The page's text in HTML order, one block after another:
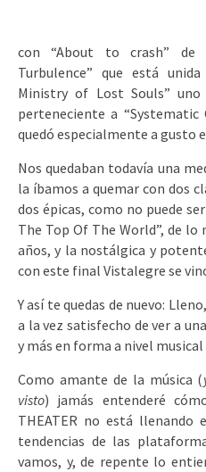
con “About to crash” de
Turbulence” que está
Ministry of Lost Souls”
perteneciente a “Systematic
quedó especialmente a gusto
Nos quedaban todavía una
la íbamos a quemar con dos
dos épicas, como no puede
The Top Of The World”, de
años, y la nostálgica y
con este final Vistalegre se
Y así te quedas de nuevo:
a la vez satisfecho de ver a
y más en forma a nivel
Como amante de la música (
visto) jamás entenderé
THEATER no está llenando
tendencias de las
vamos, y, de repente lo